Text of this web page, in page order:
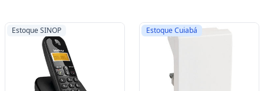
Estoque SINOP Estoque Cuiabá